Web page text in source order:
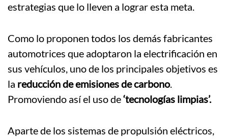
estrategias que lo lleven a lograr esta meta.
Como lo proponen todos los demás fabricantes
automotrices que adoptaron la electrificación en
sus vehículos, uno de los principales objetivos es
la reducción de emisionesde carbono.
Promoviendo así el uso de‘tecnologías limpias’.
Aparte de los sistemas de propulsión eléctricos,